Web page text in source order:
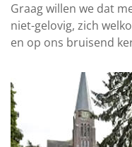
Graag willen we dat
niet-gelovig, zich
en op ons bruisend